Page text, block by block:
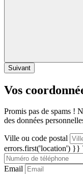
Suivant
Vos
Promis pas de spams !
des données
Ville ou code postal
errors.first('location') }}
Email